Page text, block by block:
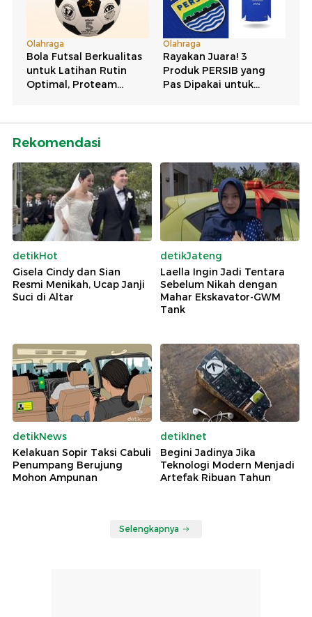
Rekomendasi
detikHot
Gisela Cindy dan Sian
Resmi Menikah, Ucap Janji
Suci di Altar
detikJateng
Laella Ingin Jadi Tentara
Sebelum Nikah dengan
Mahar Ekskavator-GWM
Tank
detikNews
Kelakuan Sopir Taksi Cabuli
Penumpang Berujung
Mohon Ampunan
detikInet
Begini Jadinya Jika
Teknologi Modern Menjadi
Artefak Ribuan Tahun
Selengkapnya